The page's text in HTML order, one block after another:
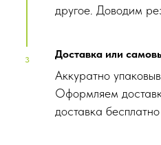
другое. Доводим
Доставка или
Аккуратно
Оформляем
доставка